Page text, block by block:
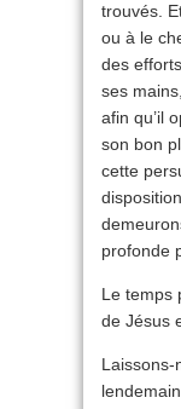
trouvés.
ou à le
des
ses
afin qu’il
son bon
cette
profonde
Le temps
de Jésus
Laissons-